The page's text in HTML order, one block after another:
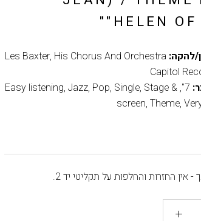
"HELEN OF
להקה: Les Baxter, His Chorus And Orchestra
Capitol
7"
,
Easy listening, Jazz, Pop, Single, Stage &
screen, Theme,
אין החזרות והחלפות על תקליטי יד 2.